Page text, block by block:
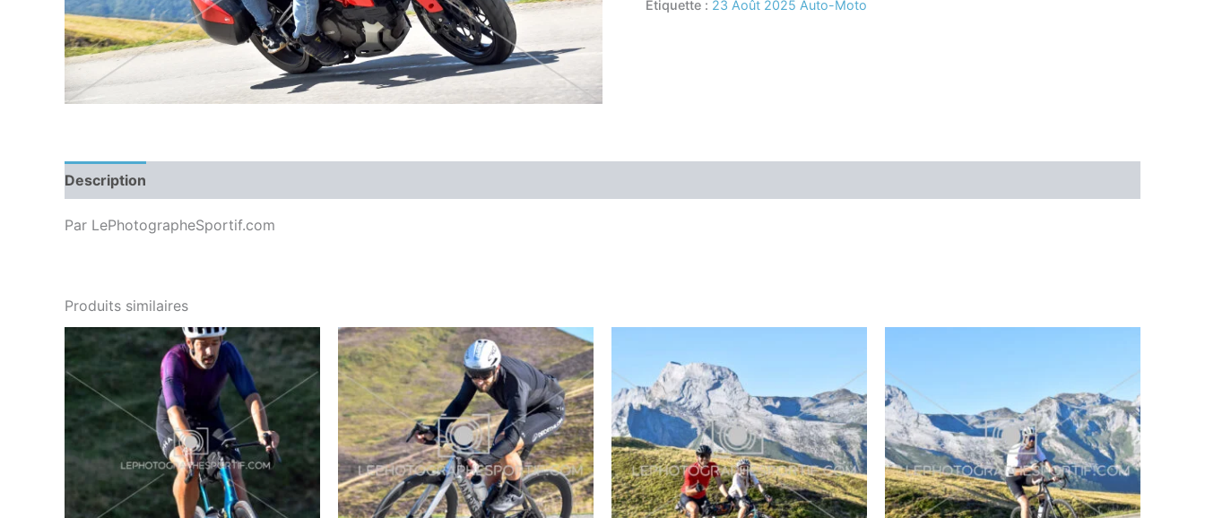
Étiquette : 23 Août 2025 Auto-Moto
Description
Par LePhotographeSportif.com
Produits similaires